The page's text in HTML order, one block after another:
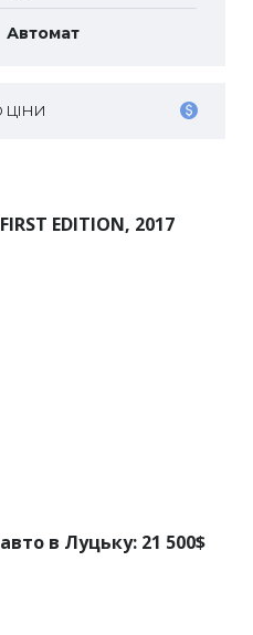
Автомат
EDITION, 2017
в Луцьку: 21 500$